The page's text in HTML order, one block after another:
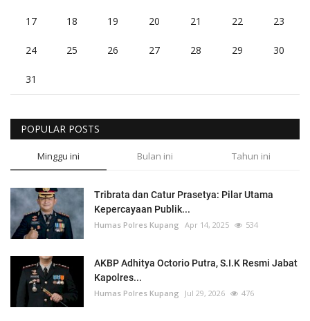
17 18 19 20 21 22 23
24 25 26 27 28 29 30
31
POPULAR POSTS
Minggu ini Bulan ini Tahun ini
Tribrata dan Catur Prasetya: Pilar Utama
Kepercayaan Publik...
Humas Polres Kupang Apr 14, 2025 534
AKBP Adhitya Octorio Putra, S.I.K Resmi Jabat
Kapolres...
Humas Polres Kupang Jul 29, 2026 476